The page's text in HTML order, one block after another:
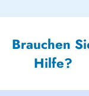
Brauchen
Hilfe?